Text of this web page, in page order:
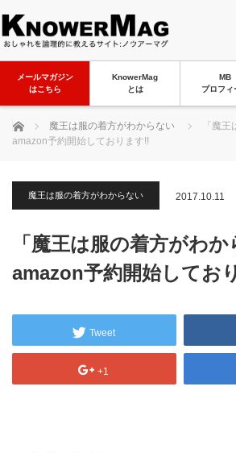
メールマガジン
はこちら
KnowerMag
とは
MB
プロフィ
ホーム 魔王は服の着方がわからない
「魔
amazon予約開始しております!!
魔王は服の着方がわからない 2017.10.11
「魔王は服の着方がわか
amazon予約開始してお
Tweet
+1